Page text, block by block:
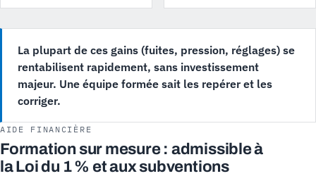
La plupart de ces gains (fuites, pression, réglages) se
rentabilisent rapidement, sans investissement
majeur. Une équipe formée sait les repérer et les
corriger.
AIDE FINANCIÈRE
Formation sur mesure : admissible à
la Loi du 1 % et aux subventions